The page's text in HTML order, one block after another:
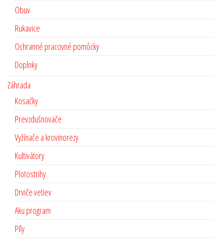
Obuv
Rukavice
Ochranné pracovné pomôcky
Doplnky
Záhrada
Kosačky
Prevzdušnovače
Vyžínače a krovinorezy
Kultivátory
Plotostrihy
Drviče vetiev
Aku program
Píly